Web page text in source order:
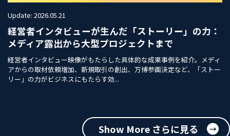
Update: 2026.05.21
経営者インタビューが生んだ「ストーリー」の力：
メディア露出から大型プロジェクトまで
経営者インタビュー映像がもたらした具体的な成果事例を紹介。メディ
アからの取材依頼増加、新規取引の創出、万博参画決定など、「ストー
リー」の力がビジネスにもたらす効...
Show More さらに見る